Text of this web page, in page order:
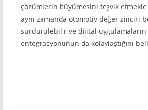
çözümlerin büyümesini teşvik etmekle
aynı zamanda otomotiv değer zinciri
sürdürülebilir ve dijital uygulamaların
entegrasyonunun da kolaylaştığını